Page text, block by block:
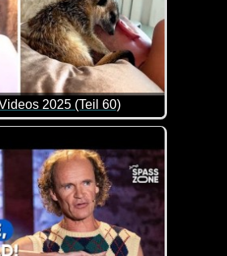
2025 (Teil 60)
von lustigen